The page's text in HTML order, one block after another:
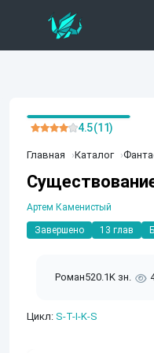
Главная Каталог
Артем Каменистый
Завершено 13 глав
Роман520.1K зн.
Цикл: S-T-I-K-S
4.5 (11)